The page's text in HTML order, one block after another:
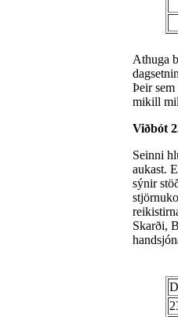
Athuga
Þeir
mikill
Viðbót
Seinni
aukast.
sýnir
Skarði,